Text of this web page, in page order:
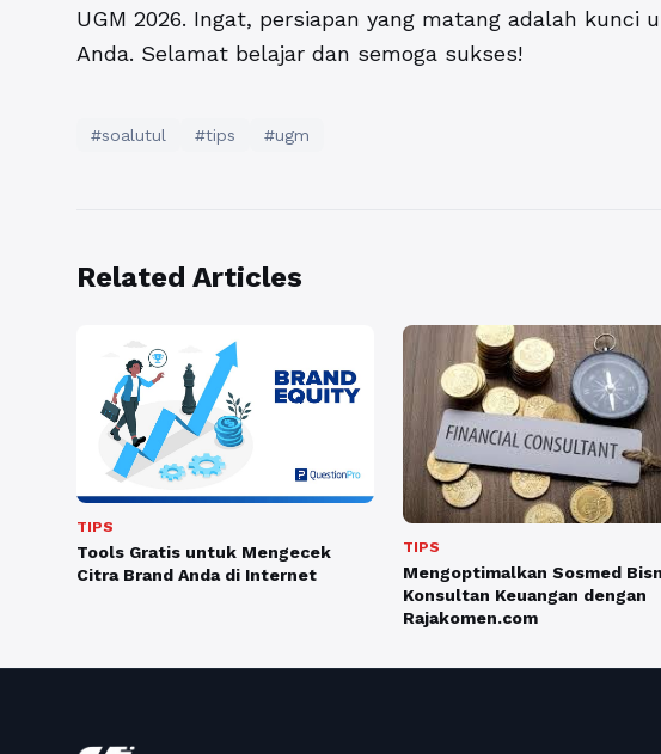
UGM 2026. Ingat, persiapan yang matang adalah kunci
Anda. Selamat belajar dan semoga sukses!
#soalutul #tips #ugm
Related Articles
TIPS
Tools Gratis untuk Mengecek
Citra Brand Anda di Internet
TIPS
Mengoptimalkan Sosmed
Konsultan Keuangan dengan
Rajakomen.com